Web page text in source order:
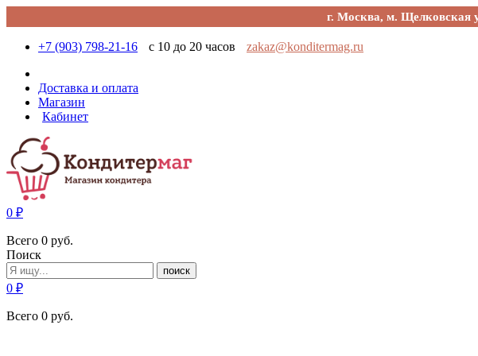
г. Москва, м. Щелковская
+7 (903) 798-21-16 с 10 до 20 часов zakaz@konditermag.ru
Доставка и оплата
Магазин
Кабинет
0 ₽
Всего 0 руб.
Поиск
поиск
0 ₽
Всего 0 руб.